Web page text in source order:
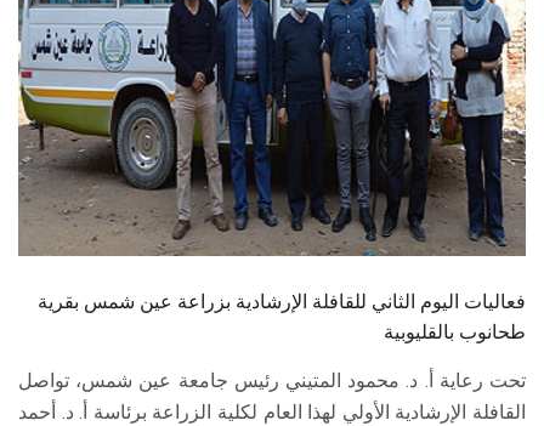
الدراسات العليا
الخريجين
الموظفون
الزائـرون
سجل الان
فعاليات اليوم الثاني للقافلة الإرشادية بزراعة عين شمس بقرية
طحانوب بالقليوبية
تحت رعاية أ. د. محمود المتيني رئيس جامعة عين شمس، تواصل
القافلة الإرشادية الأولي لهذا العام لكلية الزراعة برئاسة أ. د. أحمد